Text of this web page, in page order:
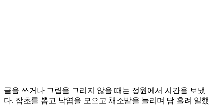
글을 쓰거나 그림을 그리지 않을 때는 정원에서 시간을 보냈
다. 잡초를 뽑고 낙엽을 모으고 채소밭을 늘리며 땀 흘려 일했